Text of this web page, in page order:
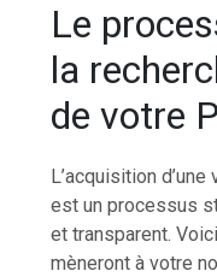
Le
la
de votre
L’acquisition
est un processus
et transparent.
mèneront à votre